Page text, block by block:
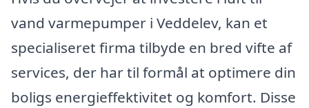
vand varmepumper i Veddelev, kan et
specialiseret firma tilbyde en bred vifte af
services, der har til formål at optimere din
boligs energieffektivitet og komfort. Disse